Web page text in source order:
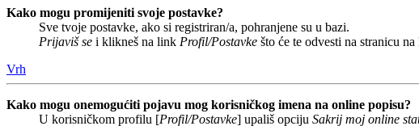
Kako mogu promijeniti svoje postavke?
Sve tvoje postavke, ako si registriran/a, pohranjene su u bazi.
Prijaviš se i klikneš na link Profil/Postavke što će te odvesti na stranicu
Vrh
Kako mogu onemogućiti pojavu mog korisničkog imena na online popisu?
U korisničkom profilu [Profil/Postavke] upališ opciju Sakrij moj online